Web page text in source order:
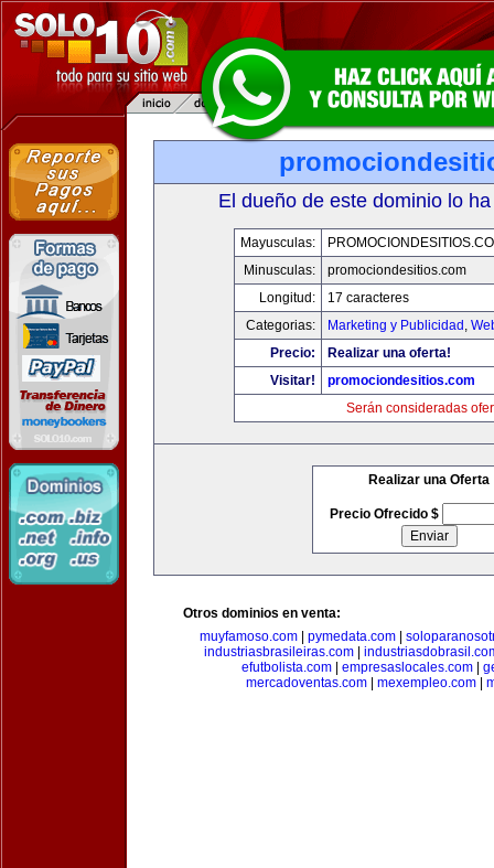
El dueño de este dominio lo
Mayusculas:
Minusculas:
promociondesitios.com
Longitud:
17 caracteres
Categorias:
Marketing y Publicidad ,
Precio:
Realizar una oferta!
Visitar!
promociondesitios.com
Serán consideradas
Realizar una Oferta
Precio Ofrecido $
Otros dominios en venta:
muyfamoso.com
pymedata.com
industriasbrasileiras.com|
efutbolista.com| empresaslocales.com|
mercadoventas.com
mexempleo.com